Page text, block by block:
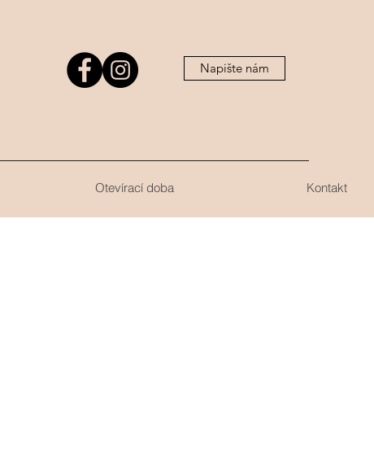
Napište nám
Otevírací doba Kontakt